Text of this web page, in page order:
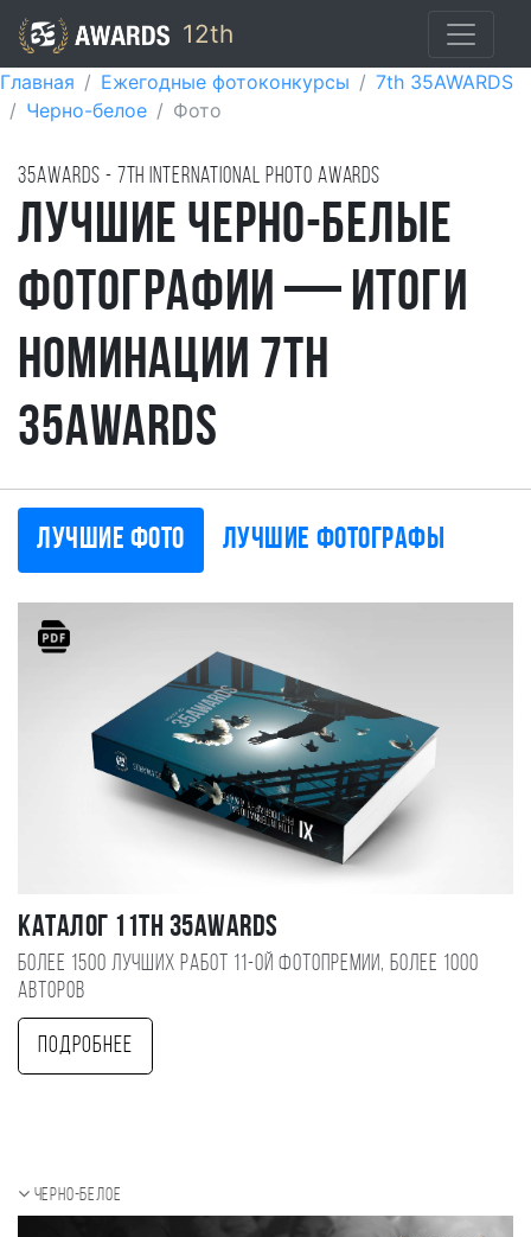
12th
Главная Ежегодные фотоконкурсы
7th 35AWARDS
Черно-белое
Фото
35AWARDS - 7TH international photo awards
Лучшие черно-белые
фотографии — итоги
номинации 7th
35AWARDS
Лучшие фото Лучшие фотографы
Каталог 11TH 35AWARDS
Более 1500 лучших работ 11-ой фотопремии, более 1000
авторов
Подробнее
Черно-белое